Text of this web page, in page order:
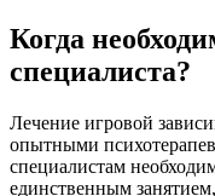
Когда
специалиста?
Лечение игровой
опытными
специалистам
единственным